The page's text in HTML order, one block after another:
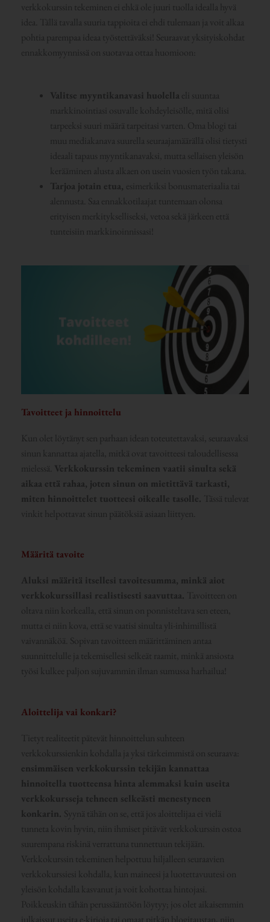
verkkokurssin tekeminen ei ehkä ole juuri tuolla idealla hyvä
idea. Tällä tavalla suuria tappioita ei ehdi tulemaan ja voit alkaa
pohtia parempaa ideaa työstettäväksi! Seuraavat yksityiskohdat
ennakkomyynnissä on suotavaa ottaa huomioon:
Valitse myyntikanavasi huolella eli suuntaa
markkinointiasi osuvalle kohdeyleisölle, mitä olisi
tarpeeksi suuri määrä tarpeitasi varten. Oma blogi tai
muu mediakanava suurella seuraajamäärällä olisi tietysti
ideaali tapaus myyntikanavaksi, mutta sellaisen yleisön
kerääminen alusta alkaen on usein vuosien työn takana.
Tarjoa jotain etua, esimerkiksi bonusmateriaalia tai
alennusta. Saa ennakkotilaajat tuntemaan olonsa
erityisen merkitykselliseksi, vetoa sekä järkeen että
tunteisiin markkinoinnissasi!
Tavoitteet ja hinnoittelu
Kun olet löytänyt sen parhaan idean toteutettavaksi, seuraavaksi
sinun kannattaa ajatella, mitkä ovat tavoitteesi taloudellisessa
mielessä. Verkkokurssin tekeminen vaatii sinulta sekä
aikaa että rahaa, joten sinun on mietittävä tarkasti,
miten hinnoittelet tuotteesi oikealle tasolle. Tässä tulevat
vinkit helpottavat sinun päätöksiä asiaan liittyen.
Määritä tavoite
Aluksi määritä itsellesi tavoitesumma, minkä aiot
verkkokurssillasi realistisesti saavuttaa. Tavoitteen on
oltava niin korkealla, että sinun on ponnisteltava sen eteen,
mutta ei niin kova, että se vaatisi sinulta yli-inhimillistä
vaivannäköä. Sopivan tavoitteen määrittäminen antaa
suunnittelulle ja tekemisellesi selkeät raamit, minkä ansiosta
työsi kulkee paljon sujuvammin ilman sumussa harhailua!
Aloittelija vai konkari?
Tietyt realiteetit pätevät hinnoittelun suhteen
verkkokurssienkin kohdalla ja yksi tärkeimmistä on seuraava:
ensimmäisen verkkokurssin tekijän kannattaa
hinnoitella tuotteensa hinta alemmaksi kuin useita
verkkokursseja tehneen selkeästi menestyneen
konkarin. Syynä tähän on se, että jos aloittelijaa ei vielä
tunneta kovin hyvin, niin ihmiset pitävät verkkokurssin ostoa
suurempana riskinä verrattuna tunnettuun tekijään.
Verkkokurssin tekeminen helpottuu hiljalleen seuraavien
verkkokurssiesi kohdalla, kun maineesi ja luotettavuutesi on
yleisön kohdalla kasvanut ja voit kohottaa hintojasi.
Poikkeuskin tähän perussääntöön löytyy; jos olet aikaisemmin
julkaissut useita e-kirjoja tai omaat pitkän blogitaustan, niin